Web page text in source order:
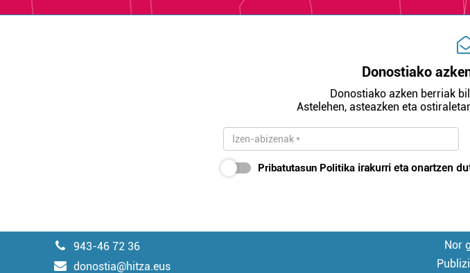
Donostiako
Donostiako azken berriak
Astelehen, asteazken eta
Pribatutasun Politika irakurri eta onartzen
943-46 72 36
donostia@hitza.eus
Nor